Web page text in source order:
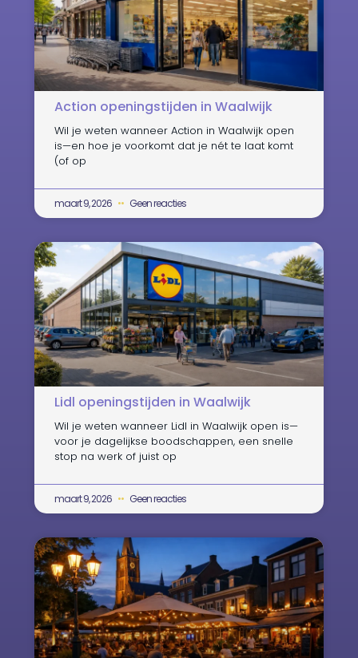
Action openingstijden in Waalwijk
Wil je weten wanneer Action in Waalwijk open
is—en hoe je voorkomt dat je nét te laat komt
(of op
maart 9, 2026 Geen reacties
Lidl openingstijden in Waalwijk
Wil je weten wanneer Lidl in Waalwijk open is—
voor je dagelijkse boodschappen, een snelle
stop na werk of juist op
maart 9, 2026 Geen reacties